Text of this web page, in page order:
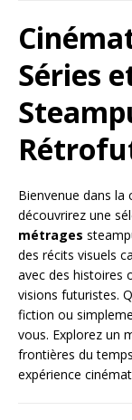
Séries
Bienvenue dans la
découvrirez une
métrages
des récits visuels
avec des histoires
visions futuristes.
fiction ou
vous. Explorez un
frontières du
expérience